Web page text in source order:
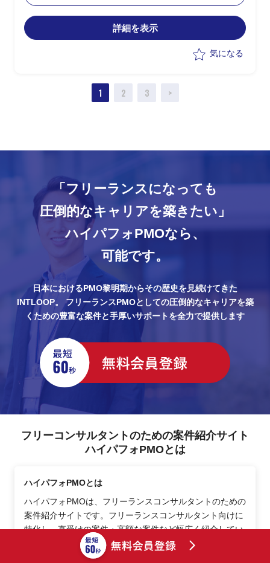
詳細を表示
気になる
1 2 3 >
「フリーランスになっても
圧倒的なキャリアを築きたい」
ハイパフォPMOなら、
可能です。
日本におけるPMO黎明期からその歴史を見続けてきた
INTLOOP。
フリーランスPMOとしての圧倒的なキャリアを築
くための豊富な案件と手厚いサポートを全力で提供します
フリーコンサルタントのための案件紹介サイト
ハイパフォPMOとは
ハイパフォPMOとは
ハイパフォPMOは、フリーランスコンサルタントのための
案件紹介サイトです。フリーランスコンサルタント向けに
特化し、直受けの案件・高額な案件など幅広く紹介してい
ます。また単純に案件を紹介するだけでなく、フリーラン
スコンサルタントに必要とされるフォローアップの仕組み